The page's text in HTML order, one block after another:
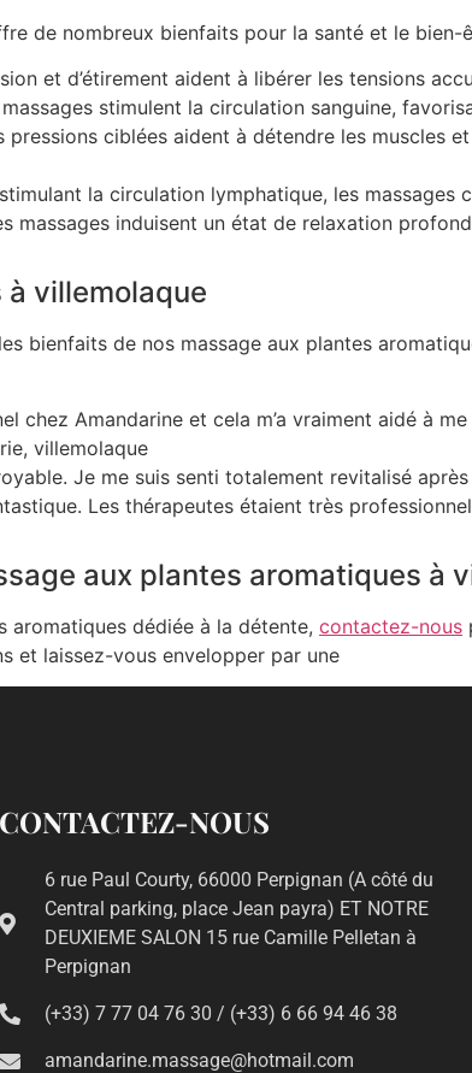
de nombreux bienfaits pour la santé et le bien-
et d’étirement aident à libérer les tensions
massages stimulent la circulation sanguine,
pressions ciblées aident à détendre les muscles
la circulation lymphatique, les
massages induisent un état de relaxation
villemolaque
bienfaits de nos massage aux plantes
chez Amandarine et cela m’a vraiment aidé à
villemolaque
Je me suis senti totalement revitalisé
Les thérapeutes étaient très
aux plantes aromatiques à
aromatiques dédiée à la détente, contactez-nous
et laissez-vous envelopper par une
CONTACTEZ-NOUS
6 rue Paul Courty, 66000 Perpignan (A côté du
Central parking, place Jean payra) ET NOTRE
DEUXIEME SALON 15 rue Camille Pelletan à
Perpignan
(+33) 7 77 04 76 30 / (+33) 6 66 94 46 38
amandarine.massage@hotmail.com